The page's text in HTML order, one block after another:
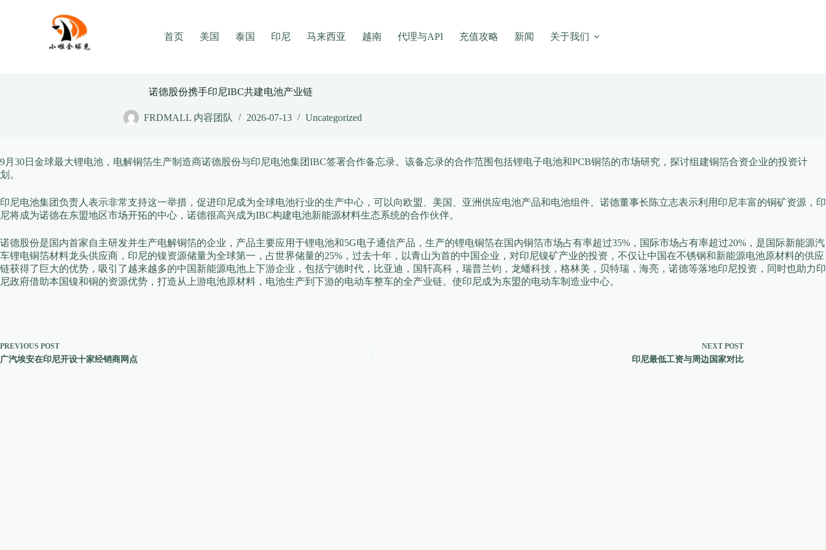
首页
美国 泰国 印尼 马来西亚 越南 代理与API 充值攻略 新闻 关于我们
诺德股份携手印尼IBC共建电池产业链
FRDMALL 内容团队 2026-07-13 Uncategorized
9月30日金球最大锂电池，电解铜箔生产制造商诺德股份与印尼电池集团IBC签署合作备忘录。该备忘录的合作范围包括锂电子电池和PCB铜箔的市场研究，探讨组建铜箔合资企业的投资计
划。
印尼电池集团负责人表示非常支持这一举措，促进印尼成为全球电池行业的生产中心，可以向欧盟、美国、亚洲供应电池产品和电池组件。诺德董事长陈立志表示利用印尼丰富的铜矿资源，印
尼将成为诺德在东盟地区市场开拓的中心，诺德很高兴成为IBC构建电池新能源材料生态系统的合作伙伴。
诺德股份是国内首家自主研发并生产电解铜箔的企业，产品主要应用于锂电池和5G电子通信产品，生产的锂电铜箔在国内铜箔市场占有率超过35%，国际市场占有率超过20%，是国际新能源汽
车锂电铜箔材料龙头供应商，印尼的镍资源储量为全球第一，占世界储量的25%，过去十年，以青山为首的中国企业，对印尼镍矿产业的投资，不仅让中国在不锈钢和新能源电池原材料的供应
链获得了巨大的优势，吸引了越来越多的中国新能源电池上下游企业，包括宁德时代，比亚迪，国轩高科，瑞普兰钧，龙蟠科技，格林美，贝特瑞，海亮，诺德等落地印尼投资，同时也助力印
尼政府借助本国镍和铜的资源优势，打造从上游电池原材料，电池生产到下游的电动车整车的全产业链。使印尼成为东盟的电动车制造业中心。
PREVIOUS POST
广汽埃安在印尼开设十家经销商网点
NEXT POST
印尼最低工资与周边国家对比